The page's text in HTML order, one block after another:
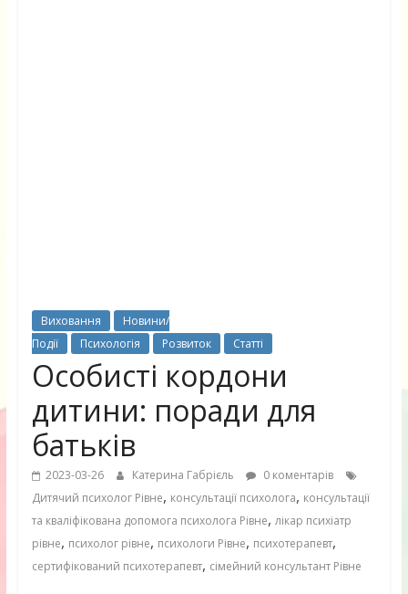
Виховання
Новини/
Події
Психологія Розвиток Статті
Особисті кордони
дитини: поради для
батьків
2023-03-26 Катерина Габрієль
0 коментарів
Дитячий психолог Рівне, консультації психолога, консультації
та кваліфікована допомога психолога Рівне, лікар психіатр
рівне, психолог рівне, психологи Рівне, психотерапевт,
сертифікований психотерапевт, сімейний консультант Рівне